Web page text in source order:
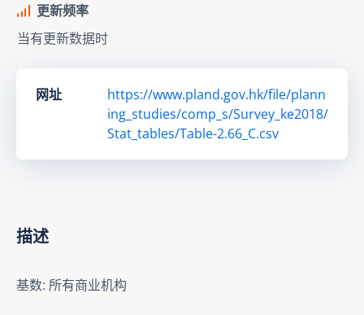
更新频率
当有更新数据时
网址
https://www.pland.gov.hk/file/plann
ing_studies/comp_s/Survey_ke2018/
Stat_tables/Table-2.66_C.csv
描述
基数: 所有商业机构